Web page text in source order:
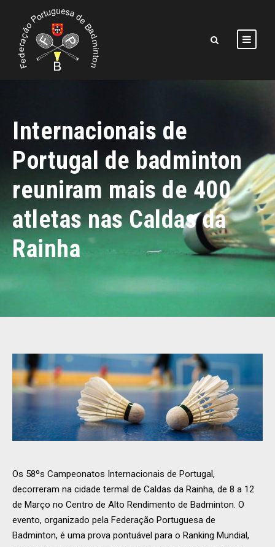
Internacionais de
Portugal de badminton
reuniram mais de 400
atletas nas Caldas da
Rainha
Os 58ºs Campeonatos Internacionais de Portugal,
decorreram na cidade termal de Caldas da Rainha, de 8 a 12
de Março no Centro de Alto Rendimento de Badminton. O
evento, organizado pela Federação Portuguesa de
Badminton, é uma prova pontuável para o Ranking Mundial,